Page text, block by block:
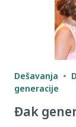
Dešavanja
generacije
Đak